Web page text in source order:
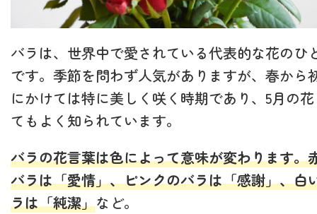
バラは、世界中で愛されている代表的な花のひ
です。季節を問わず人気がありますが、春から
にかけては特に美しく咲く時期であり、5月の
てもよく知られています。
バラの花言葉は色によって意味が変わります。
バラは「愛情」、ピンクのバラは「感謝」、白
ラは「純潔」など。